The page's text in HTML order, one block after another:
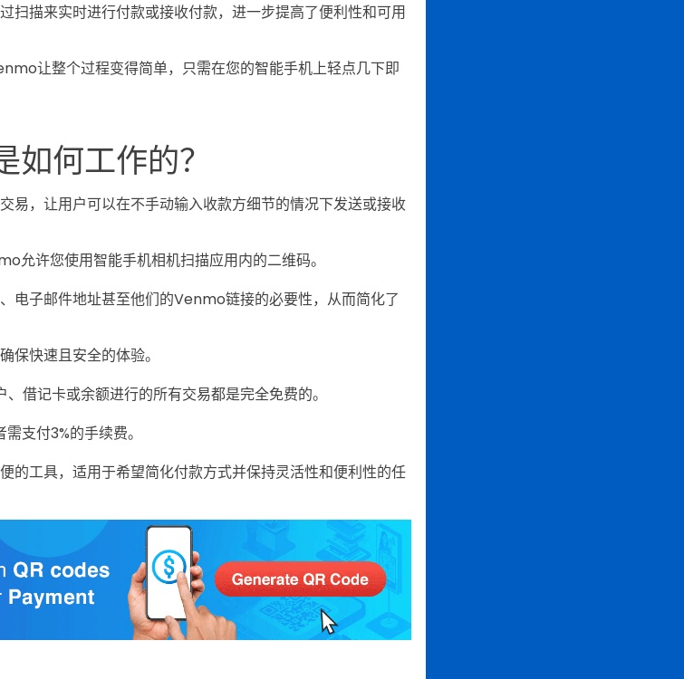
扫描来实时进行付款或接收付款，进一步提高了便利性和可用
让整个过程变得简单，只需在您的智能手机上轻点几下即
何工作的？
易，让用户可以在不手动输入收款方细节的情况下发送或接收
允许您使用智能手机相机扫描应用内的二维码。
电子邮件地址甚至他们的Venmo链接的必要性，从而简化了
保快速且安全的体验。
借记卡或余额进行的所有交易都是完全免费的。
需支付3%的手续费。
的工具，适用于希望简化付款方式并保持灵活性和便利性的任